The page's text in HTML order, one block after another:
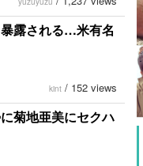
露される…米有名
kint / 152 views
菊地亜美にセクハ